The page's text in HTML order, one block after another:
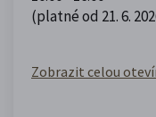
(platné od 21. 6.
Zobrazit celou